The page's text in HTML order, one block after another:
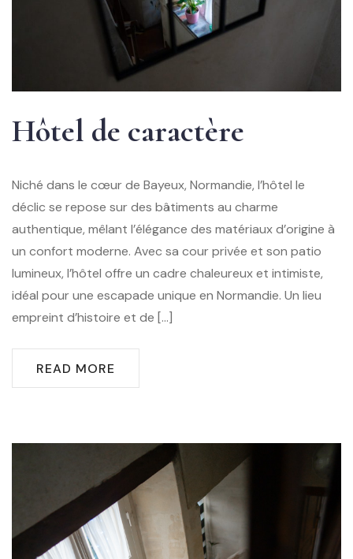
Hôtel de caractère
Niché dans le cœur de Bayeux, Normandie, l’hôtel le
déclic se repose sur des bâtiments au charme
authentique, mêlant l’élégance des matériaux d’origine à
un confort moderne. Avec sa cour privée et son patio
lumineux, l’hôtel offre un cadre chaleureux et intimiste,
idéal pour une escapade unique en Normandie. Un lieu
empreint d’histoire et de […]
READ MORE